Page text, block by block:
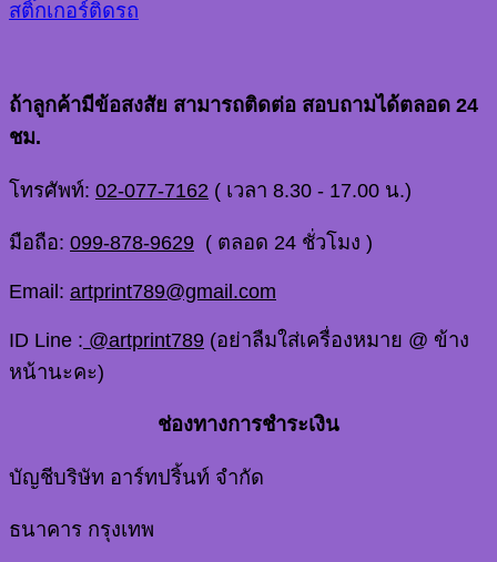
สติ๊กเกอร์ติดรถ
ถ้าลูกค้ามีข้อสงสัย สามารถติดต่อ สอบถามได้ตลอด 24
ชม.
โทรศัพท์: 02-077-7162 ( เวลา 8.30 - 17.00 น.)
มือถือ: 099-878-9629 ( ตลอด 24 ชั่วโมง )
Email: artprint789@gmail.com
ID Line : @artprint789 (อย่าลืมใส่เครื่องหมาย @ ข้าง
หน้านะคะ)
ช่องทางการชำระเงิน
บัญชีบริษัท อาร์ทปริ้นท์ จำกัด
ธนาคาร กรุงเทพ